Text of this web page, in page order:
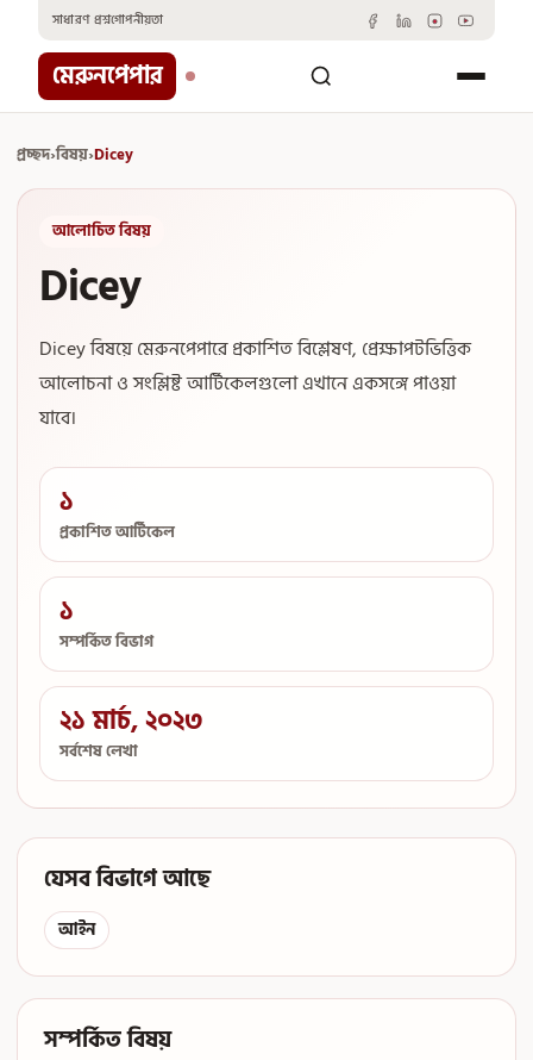
content
সাধারণ প্রশ্নগোপনীয়তা
মেরুনপেপার
প্রচ্ছদ›বিষয়›Dicey
আলোচিত বিষয়
Dicey
Dicey বিষয়ে মেরুনপেপারে প্রকাশিত বিশ্লেষণ, প্রেক্ষাপটভিত্তিক
আলোচনা ও সংশ্লিষ্ট আর্টিকেলগুলো এখানে একসঙ্গে পাওয়া
যাবে।
১
প্রকাশিত আর্টিকেল
১
সম্পর্কিত বিভাগ
২১ মার্চ, ২০২৩
সর্বশেষ লেখা
যেসব বিভাগে আছে
আইন
সম্পর্কিত বিষয়